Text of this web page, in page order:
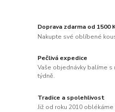
Doprava zdarma od 1500
Nakupte své oblíbené
Pečlivá expedice
Vaše objednávky balíme
týdně.
Tradice a spolehlivost
Již od roku 2010